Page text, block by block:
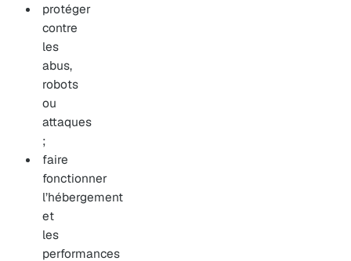
protéger
contre
les
abus,
robots
ou
attaques
;
faire
fonctionner
l’hébergement
et
les
performances